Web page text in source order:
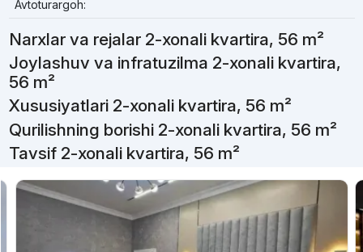
Avtoturargoh:
Narxlar va rejalar 2-xonali kvartira, 56 m²
Joylashuv va infratuzilma 2-xonali kvartira,
56 m²
Xususiyatlari 2-xonali kvartira, 56 m²
Qurilishning borishi 2-xonali kvartira, 56 m²
Tavsif 2-xonali kvartira, 56 m²